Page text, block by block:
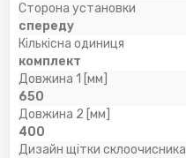
Сторона установки
спереду
Кількісна одиниця
комплект
Довжина 1 [мм]
650
Довжина 2 [мм]
400
Дизайн щітки склоочисника